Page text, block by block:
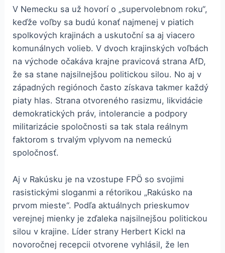
V Nemecku sa už hovorí o „supervolebnom roku“,
keďže voľby sa budú konať najmenej v piatich
spolkových krajinách a uskutoční sa aj viacero
komunálnych volieb. V dvoch krajinských voľbách
na východe očakáva krajne pravicová strana AfD,
že sa stane najsilnejšou politickou silou. No aj v
západných regiónoch často získava takmer každý
piaty hlas. Strana otvoreného rasizmu, likvidácie
demokratických práv, intolerancie a podpory
militarizácie spoločnosti sa tak stala reálnym
faktorom s trvalým vplyvom na nemeckú
spoločnosť.
Aj v Rakúsku je na vzostupe FPÖ so svojimi
rasistickými sloganmi a rétorikou „Rakúsko na
prvom mieste“. Podľa aktuálnych prieskumov
verejnej mienky je zďaleka najsilnejšou politickou
silou v krajine. Líder strany Herbert Kickl na
novoročnej recepcii otvorene vyhlásil, že len